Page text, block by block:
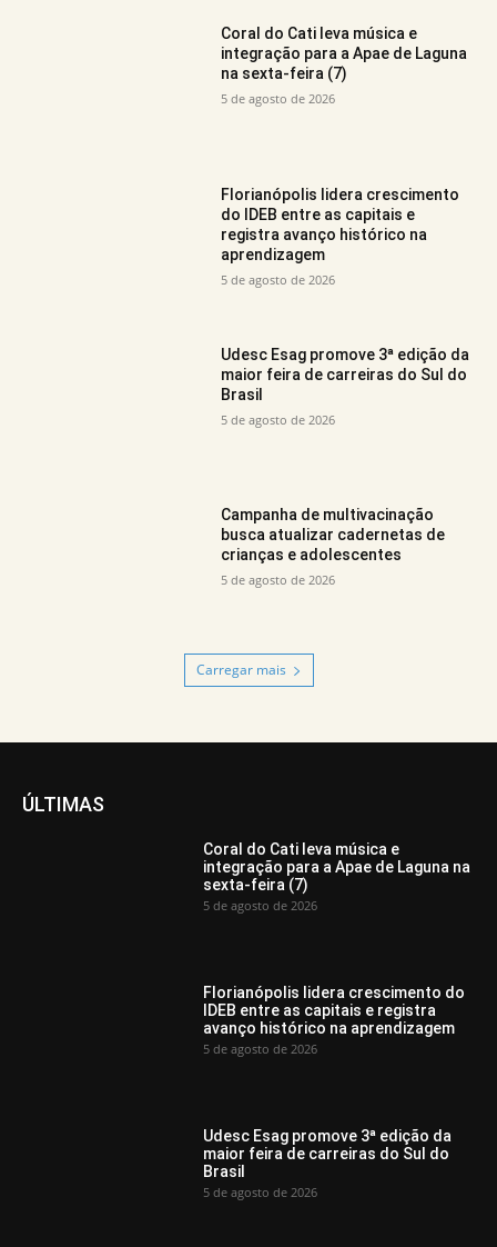
Coral do Cati leva música e
integração para a Apae de Laguna
na sexta-feira (7)
5 de agosto de 2026
Florianópolis lidera crescimento
do IDEB entre as capitais e
registra avanço histórico na
aprendizagem
5 de agosto de 2026
Udesc Esag promove 3ª edição da
maior feira de carreiras do Sul do
Brasil
5 de agosto de 2026
Campanha de multivacinação
busca atualizar cadernetas de
crianças e adolescentes
5 de agosto de 2026
Carregar mais
ÚLTIMAS
Coral do Cati leva música e
integração para a Apae de Laguna na
sexta-feira (7)
5 de agosto de 2026
Florianópolis lidera crescimento do
IDEB entre as capitais e registra
avanço histórico na aprendizagem
5 de agosto de 2026
Udesc Esag promove 3ª edição da
maior feira de carreiras do Sul do
Brasil
5 de agosto de 2026